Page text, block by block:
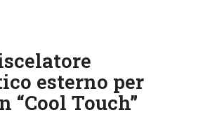
esterno per
“Cool Touch”